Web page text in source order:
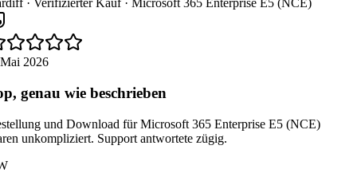
· Verifizierter Kauf · Microsoft 365 Enterprise E5 (NCE)
2026
genau wie beschrieben
und Download für Microsoft 365 Enterprise E5 (NCE)
unkompliziert. Support antwortete zügig.